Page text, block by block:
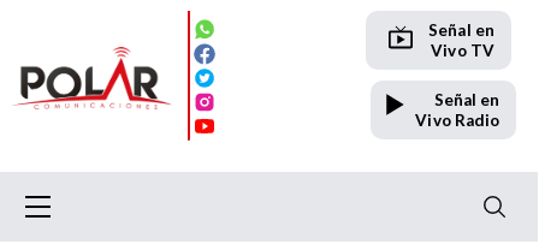
Señal en
Vivo TV
Señal en
Vivo Radio